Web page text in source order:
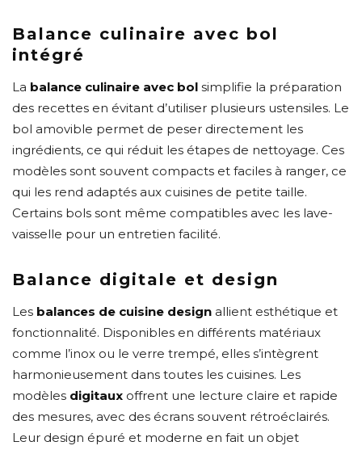
Balance culinaire avec bol
intégré
La balance culinaire avec bol simplifie la préparation
des recettes en évitant d’utiliser plusieurs ustensiles. Le
bol amovible permet de peser directement les
ingrédients, ce qui réduit les étapes de nettoyage. Ces
modèles sont souvent compacts et faciles à ranger, ce
qui les rend adaptés aux cuisines de petite taille.
Certains bols sont même compatibles avec les lave-
vaisselle pour un entretien facilité.
Balance digitale et design
Les balances de cuisine design allient esthétique et
fonctionnalité. Disponibles en différents matériaux
comme l’inox ou le verre trempé, elles s’intègrent
harmonieusement dans toutes les cuisines. Les
modèles digitaux offrent une lecture claire et rapide
des mesures, avec des écrans souvent rétroéclairés.
Leur design épuré et moderne en fait un objet